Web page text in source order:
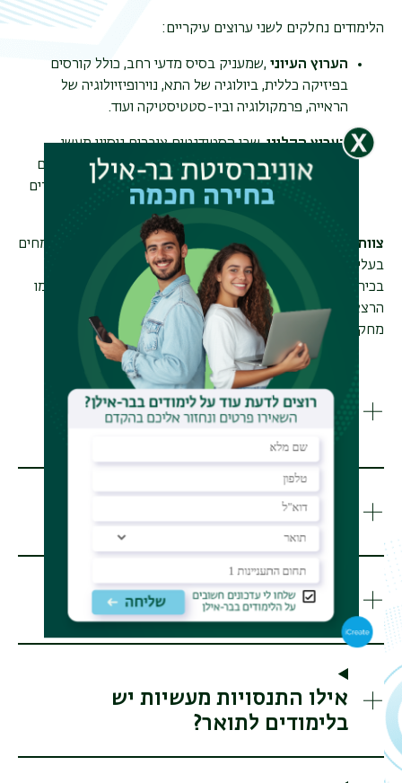
הלימודים נחלקים לשני ערוצים עיקריים:
הערוץ העיוני ,שמעניק בסיס מדעי רחב, כולל קורסים
בפיזיקה כללית, ביולוגיה של התא, נוירופיזיולוגיה של
הראייה, פרמקולוגיה וביו-סטטיסטיקה ועוד.
הערוץ הקליני,שבו הסטודנטים צוברים ניסיון מעשי
במעבדות מתקדמות ובקליניקות האוניברסיטה, ומבצעים
בדיקות ראייה בפועל תחת פיקוח אופטומטריסטים בכירים
בעלי תואר ד"ר לאופטומטריה.
צוות ההוראה
כולל מרצים בעלי ניסיון מחקרי וקליני, בהם מומחים
בעלי דוקטורט מאוניברסיטאות יוקרתיות ורופאי עיניים
בכירים
סטודנטים מצטייניםמשתתפים בפעילויות ייחודיות כמו
הרצאות מומחים, סיורים בחברות טכנולוגיות וביקורים במרכזי
מחקר חדשניים
מהן אפשרויות התעסוקה
איך בנויה תוכנית הלימודים?
אילו קורסים לומדים בתואר?
אילו התנסויות מעשיות יש
בלימודים לתואר?